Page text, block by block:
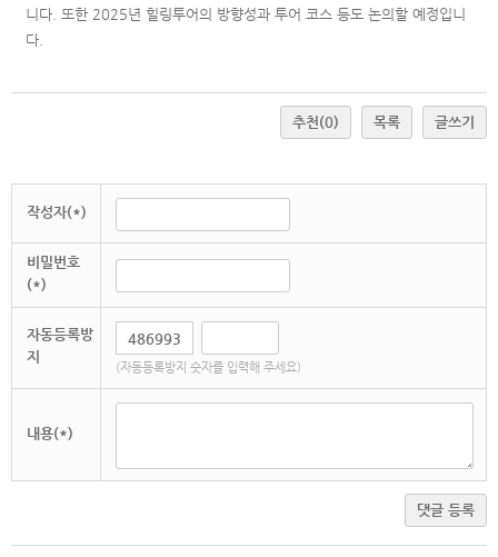
니다. 또한 2025년 힐링투어의 방향성과 투어 코스 등도 논의할 예정입니
다.
추천(0) 목록 글쓰기
작성자(*)
비밀번호
(*)
자동등록방
지
(자동등록방지 숫자를 입력해 주세요)
내용(*)
댓글 등록